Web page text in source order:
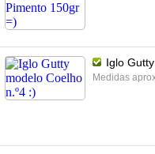
Iglo
Medidas